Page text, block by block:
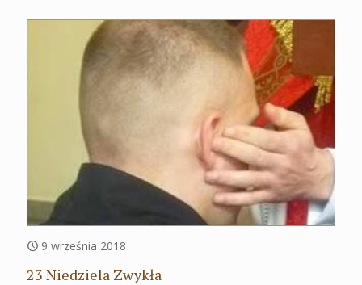
9 września 2018
23 Niedziela Zwykła